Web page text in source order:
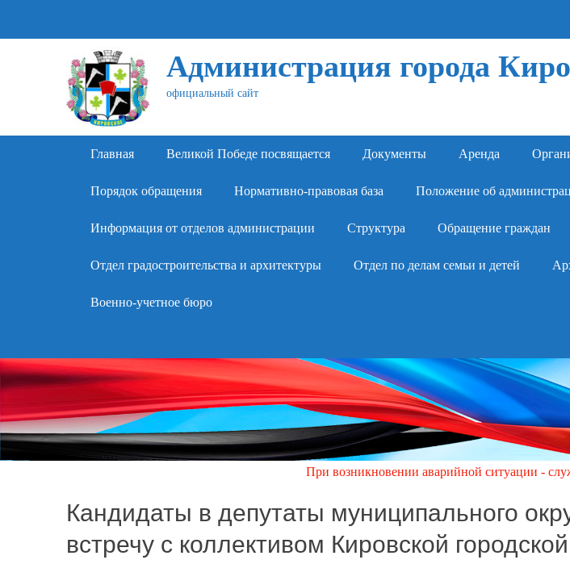
Администрация города
официальный сайт
Primary Menu
Skip
content
Главная Великой Победе посвящается Документы Аренда
Порядок обращения Нормативно-правовая база Положение об
Информация от отделов администрации Структура Обращение граждан
Отдел градостроительства и архитектуры Отдел по делам семьи и детей
Военно-учетное бюро
При возникновении аварийной ситуации - служба «050»
Кандидаты в депутаты муниципального
встречу с коллективом Кировской